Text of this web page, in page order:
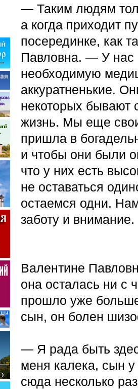
— Таким людям
а когда приходит
посерединке, как
Павловна. — У нас
необходимую
аккуратненькие.
некоторых
жизнь. Мы еще
пришла в
и чтобы они были
что у них есть
не оставаться
остаемся одни.
заботу и внимание.
Валентине
она осталась ни с
прошло уже
сын, он болен
— Я рада быть
меня калека, сын
сюда несколько